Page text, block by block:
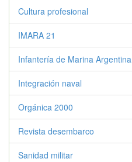
Cultura profesional
IMARA 21
Infantería de Marina Argentina
Integración naval
Orgánica 2000
Revista desembarco
Sanidad militar